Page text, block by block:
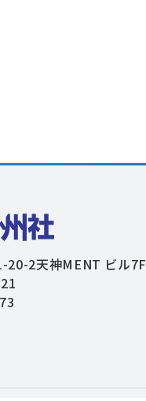
20-2天神MENT ビル7F